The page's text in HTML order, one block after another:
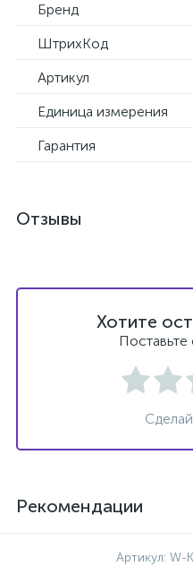
Бренд
ШтрихКод
Артикул
Единица измерения
Гарантия
Отзывы
Хотите
Рекомендации
Артикул: W-